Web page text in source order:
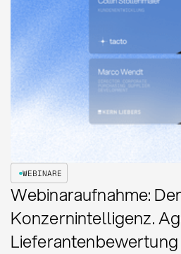
WEBINARE
Webinaraufnahme:
Konzernintelligenz.